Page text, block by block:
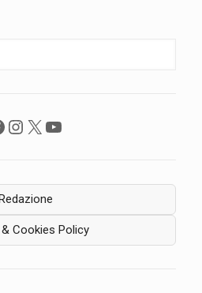
Instagram
X YouTube
Cookies Policy